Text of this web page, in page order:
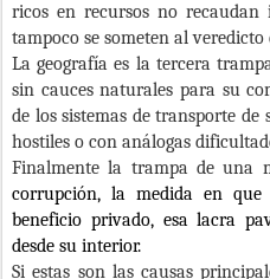
ricos en recursos no
tampoco se someten al veredicto
La geografía es la tercera
sin cauces naturales para su
de los sistemas de transporte de
hostiles o con análogas
Finalmente la trampa de una
corrupción, la medida en que
beneficio privado, esa lacra
desde su interior.
Si estas son las causas